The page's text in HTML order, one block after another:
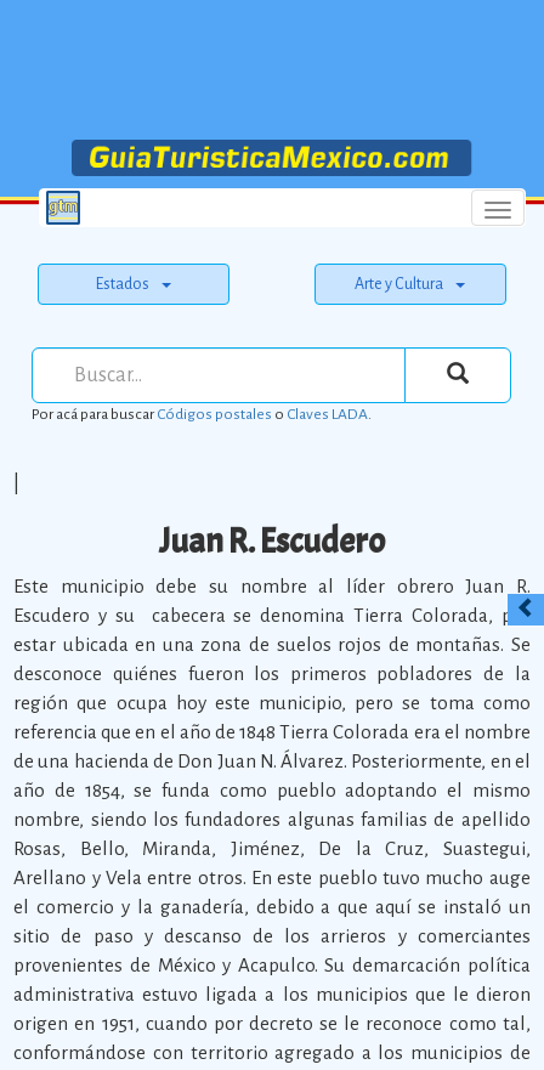
Menu
Estados Arte y Cultura
Por acá para buscarCódigos postales o Claves LADA.
Juan R. Escudero
Este municipio debe su nombre al líder obrero Juan R.
Escudero y su cabecera se denomina Tierra Colorada, por
estar ubicada en una zona de suelos rojos de montañas. Se
desconoce quiénes fueron los primeros pobladores de la
región que ocupa hoy este municipio, pero se toma como
referencia que en el año de 1848 Tierra Colorada era el nombre
de una hacienda de Don Juan N. Álvarez. Posteriormente, en el
año de 1854, se funda como pueblo adoptando el mismo
nombre, siendo los fundadores algunas familias de apellido
Rosas, Bello, Miranda, Jiménez, De la Cruz, Suastegui,
Arellano y Vela entre otros. En este pueblo tuvo mucho auge
el comercio y la ganadería, debido a que aquí se instaló un
sitio de paso y descanso de los arrieros y comerciantes
provenientes de México y Acapulco. Su demarcación política
administrativa estuvo ligada a los municipios que le dieron
origen en 1951, cuando por decreto se le reconoce como tal,
conformándose con territorio agregado a los municipios de